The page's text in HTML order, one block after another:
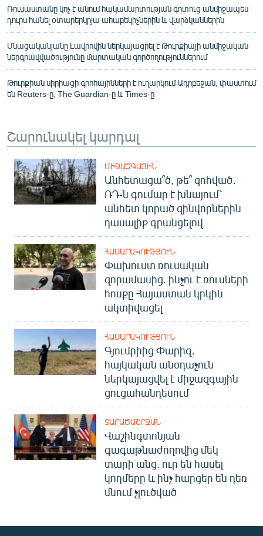
Ռուսաստանը կոչ է անում հակամարտության գոտուց անմիջապես
դուրս հանել օտարերկրյա ահաբեկիչներին և վարձկաններին
Մնացականյանը Լավրովին ներկայացրել է Թուրքիայի անմիջական
ներգրավվածությունը մարտական գործողություններում
Թուրքիան սիրիացի գրոհայինների է ուղարկում Ադրբեջան, փաստում
են Reuters-ը, The Guardian-ը և Times-ը
Շարունակել կարդալ
ՄԻՋԱԶԳԱՅԻՆ
Անհետացա՞ծ, թե՞ զոհված․
ՌԴ-ն գումար է խնայում՝
անհետ կորած զինվորներին
դասալիք գրանցելով
ՀԱՍԱՐԱԿՈՒԹՅՈՒՆ
Փախուստ ռուսական
զորամասից. ինչու է ռուսների
հոսքը Հայաստան կրկին
ակտիվացել
ՀԱՍԱՐԱԿՈՒԹՅՈՒՆ
Գյումրիից Փարիզ․
հայկական անօդաչուն
ներկայացվել է միջազգային
ցուցահանդեսում
ՏԱՐԱԾԱՇՐՋԱՆ
Վաշինգտոնյան
գագաթնաժողովից մեկ
տարի անց. ուր են հասել
կողմերը և ինչ հարցեր են դեռ
մնում չլուծված